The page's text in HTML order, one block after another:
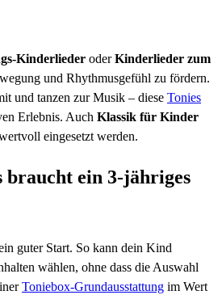
Kinderlieder oderKinderlieder zum
und Rhythmusgefühl zu fördern.
und tanzen zur Musik – diese Tonies
Erlebnis. Auch Klassik für Kinder
eingesetzt werden.
braucht ein 3-jähriges
guter Start. So kann dein Kind
wählen, ohne dass die Auswahl
Toniebox-Grundausstattung im Wert